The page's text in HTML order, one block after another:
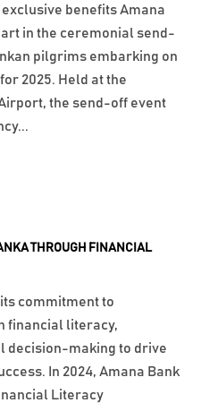
THROUGH FINANCIAL
commitment to
financial literacy,
decision-making to drive
In 2024, Amana Bank
Literacy
benefits Amana
in the ceremonial send-
pilgrims embarking on
2025. Held at the
the send-off event